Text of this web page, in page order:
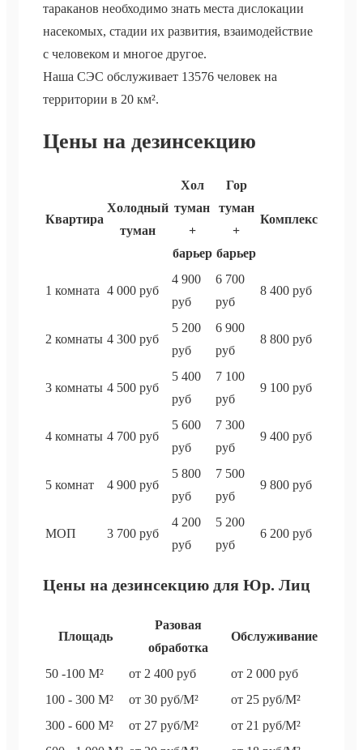
тараканов необходимо знать места дислокации
насекомых, стадии их развития, взаимодействие
с человеком и многое другое.
Наша СЭС обслуживает 13576 человек на
территории в 20 км².
Цены на дезинсекцию
Квартира
Холодный
туман
Хол
туман
+
барьер
Гор
туман
+
барьер
Комплекс
1 комната 4 000 руб
4 900
руб
6 700
руб
8 400 руб
2 комнаты 4 300 руб
5 200
руб
6 900
руб
8 800 руб
3 комнаты 4 500 руб
5 400
руб
7 100
руб
9 100 руб
4 комнаты 4 700 руб
5 600
руб
7 300
руб
9 400 руб
5 комнат 4 900 руб
5 800
руб
7 500
руб
9 800 руб
МОП 3 700 руб
4 200
руб
5 200
руб
6 200 руб
Цены на дезинсекцию для Юр. Лиц
Площадь
Разовая
обработка
Обслуживание
50 -100 М² от 2 400 руб
от 2 000 руб
100 - 300 М²
от 30 руб/М²
от 25 руб/М²
300 - 600 М²
от 27 руб/М²
от 21 руб/М²